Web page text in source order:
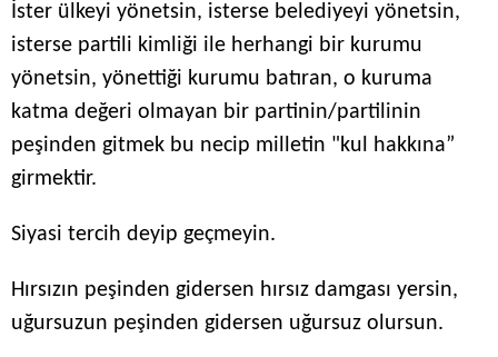
İster ülkeyi yönetsin, isterse belediyeyi yönetsin,
isterse partili kimliği ile herhangi bir kurumu
yönetsin, yönettiği kurumu batıran, o kuruma
katma değeri olmayan bir partinin/partilinin
peşinden gitmek bu necip milletin "kul hakkına”
girmektir.
Siyasi tercih deyip geçmeyin.
Hırsızın peşinden gidersen hırsız damgası yersin,
uğursuzun peşinden gidersen uğursuz olursun.